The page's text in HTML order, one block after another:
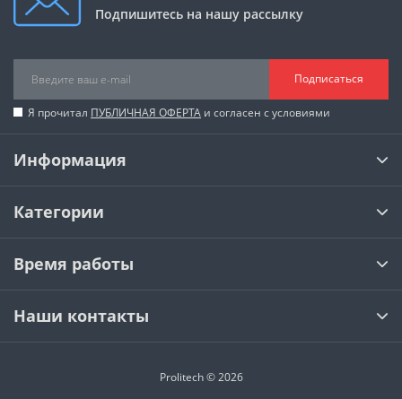
Подпишитесь на нашу рассылку
Подписаться
Я прочитал ПУБЛИЧНАЯ ОФЕРТА и согласен с условиями
Информация
Категории
Время работы
Наши контакты
Prolitech © 2026